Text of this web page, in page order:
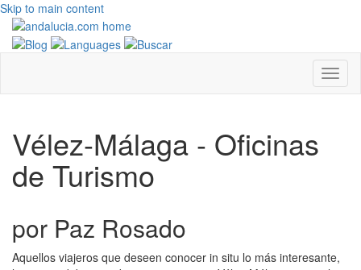
Skip to main content
Vélez-Málaga - Oficinas
de Turismo
por Paz Rosado
Aquellos viajeros que deseen conocer in situ lo más interesante,